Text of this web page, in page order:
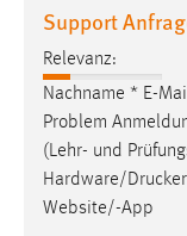
Support
Relevanz:
Nachname * E-
Problem
(Lehr- und
Hardware/
Website/-App